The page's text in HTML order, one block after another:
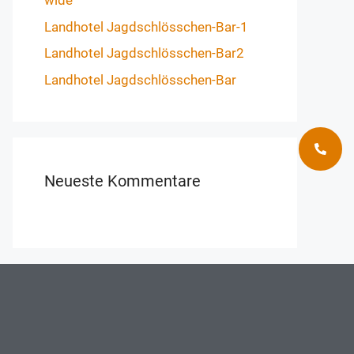
Landhotel Jagdschlösschen-Bar-1
Landhotel Jagdschlösschen-Bar2
Landhotel Jagdschlösschen-Bar
Neueste Kommentare